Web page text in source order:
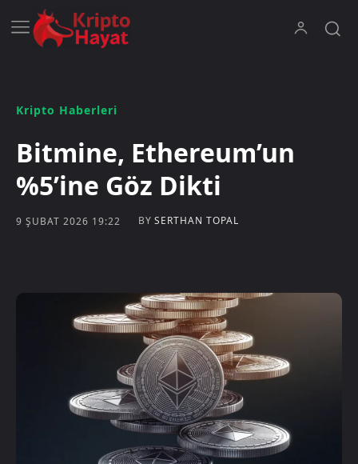
Kripto Haberleri
Bitmine, Ethereum’un
%5’ine Göz Dikti
9 ŞUBAT 2026 19:22 BY SERTHAN TOPAL